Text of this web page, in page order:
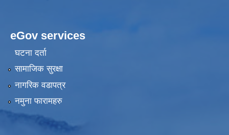
eGov services
घटना दर्ता
सामाजिक सुरक्षा
नागरिक वडापत्र
नमुना फारामहरु